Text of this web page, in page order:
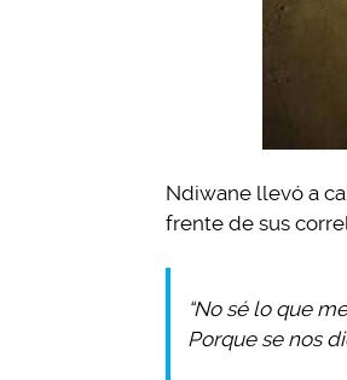
Ndiwane llevó a
frente de sus
“No sé lo que
Porque se nos